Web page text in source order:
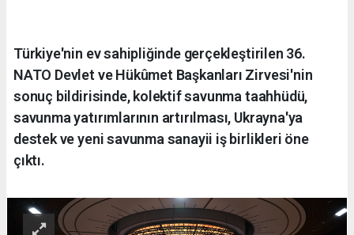
Türkiye'nin ev sahipliğinde gerçekleştirilen 36.
NATO Devlet ve Hükûmet Başkanları Zirvesi'nin
sonuç bildirisinde, kolektif savunma taahhüdü,
savunma yatırımlarının artırılması, Ukrayna'ya
destek ve yeni savunma sanayii iş birlikleri öne
çıktı.